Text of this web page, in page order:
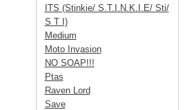
ITS (Stinkie/ S.T.I.N.K.I.E/ Sti/
S T I)
Medium
Moto Invasion
NO SOAP!!!
Ptas
Raven Lord
Save